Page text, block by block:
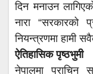
दिन मनाउन
नारा “सरकारको
नियन्त्रणमा हामी
ऐतिहासिक पृष्ठभुमी
नेपालमा प्राचिन